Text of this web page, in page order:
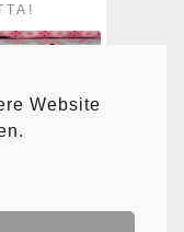
Website